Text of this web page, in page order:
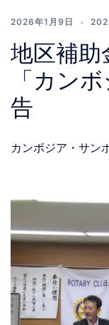
2026年1月9日
地区補助
「カン
告
カンボジア・サン